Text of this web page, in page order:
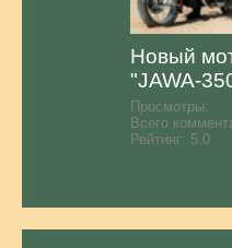
Новый
"JAWA-
Просмотры:
Всего
Рейтинг: 5.0